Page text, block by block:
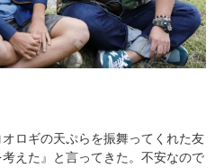
ロギの天ぷらを振舞ってくれた友
えた』と言ってきた。不安なので